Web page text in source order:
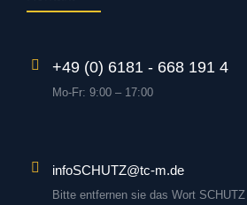
+49 (0) 6181 - 668 191 4
Mo-Fr: 9:00 – 17:00
infoSCHUTZ@tc-m.de
Bitte entfernen sie das Wort SCHUTZ